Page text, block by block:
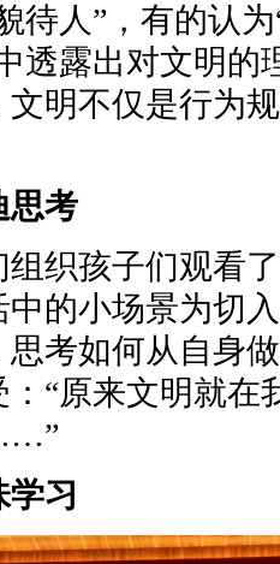
待人”，有的认
透露出对文明的
明不仅是行为
思考
组织孩子们观看
的小场景为切
考如何从自身
“原来文明就在
习